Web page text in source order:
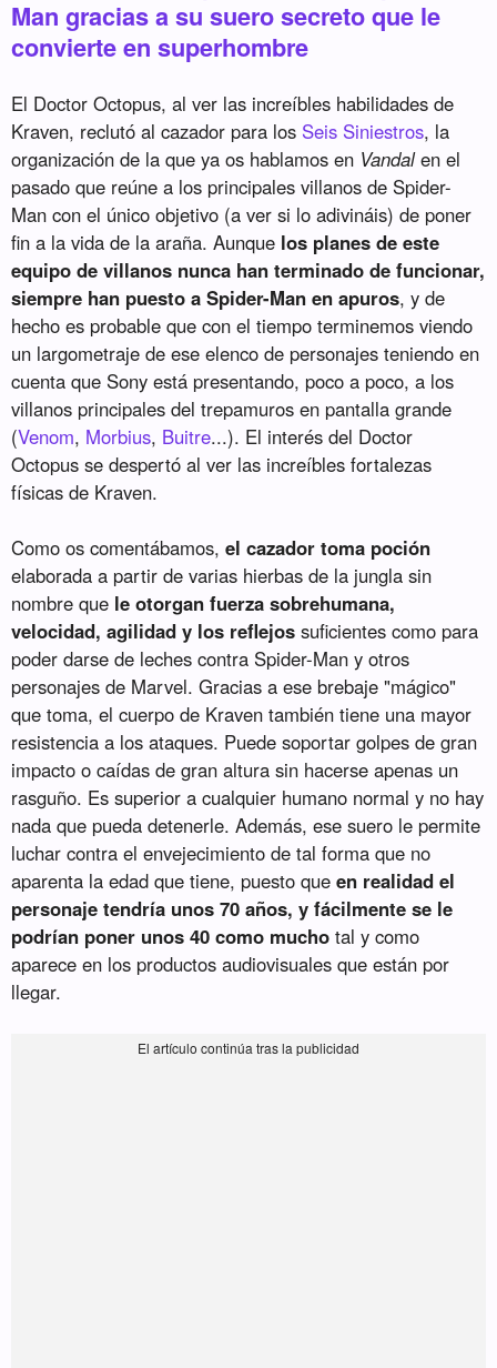
Man gracias a su suero secreto que le
convierte en superhombre
El Doctor Octopus, al ver las increíbles habilidades de
Kraven, reclutó al cazador para los Seis Siniestros, la
organización de la que ya os hablamos en Vandalen el
pasado que reúne a los principales villanos de Spider-
Man con el único objetivo (a ver si lo adivináis) de poner
fin a la vida de la araña. Aunque los planes de este
equipo de villanos nunca han terminado de funcionar,
siempre han puesto a Spider-Man en apuros, y de
hecho es probable que con el tiempo terminemos viendo
un largometraje de ese elenco de personajes teniendo en
cuenta que Sony está presentando, poco a poco, a los
villanos principales del trepamuros en pantalla grande
(Venom, Morbius, Buitre...). El interés del Doctor
Octopus se despertó al ver las increíbles fortalezas
físicas de Kraven.
Como os comentábamos,el cazador toma poción
elaborada a partir de varias hierbas de la jungla sin
nombre que le otorgan fuerza sobrehumana,
velocidad, agilidad y los reflejos suficientes como para
poder darse de leches contra Spider-Man y otros
personajes de Marvel. Gracias a ese brebaje "mágico"
que toma, el cuerpo de Kraven también tiene una mayor
resistencia a los ataques. Puede soportar golpes de gran
impacto o caídas de gran altura sin hacerse apenas un
rasguño. Es superior a cualquier humano normal y no hay
nada que pueda detenerle. Además, ese suero le permite
luchar contra el envejecimiento de tal forma que no
aparenta la edad que tiene, puesto queen realidad el
personaje tendría unos 70 años, y fácilmente se le
podrían poner unos 40 como mucho tal y como
aparece en los productos audiovisuales que están por
llegar.